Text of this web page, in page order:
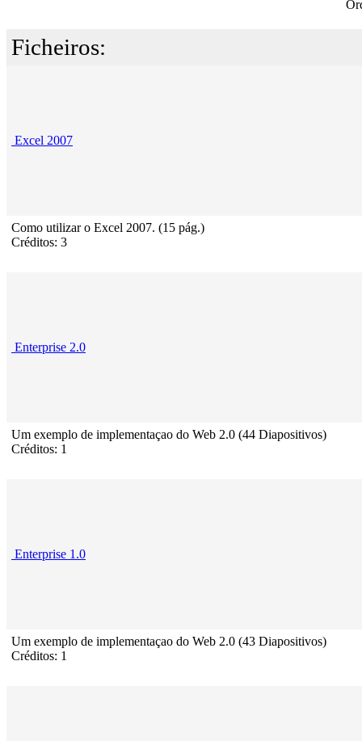
Ficheiros:
Excel 2007
Como utilizar o Excel 2007. (15 pág.)
Créditos: 3
Enterprise 2.0
Um exemplo de implementaçao do Web 2.0 (44 Diapositivos)
Créditos: 1
Enterprise 1.0
Um exemplo de implementaçao do Web 2.0 (43 Diapositivos)
Créditos: 1